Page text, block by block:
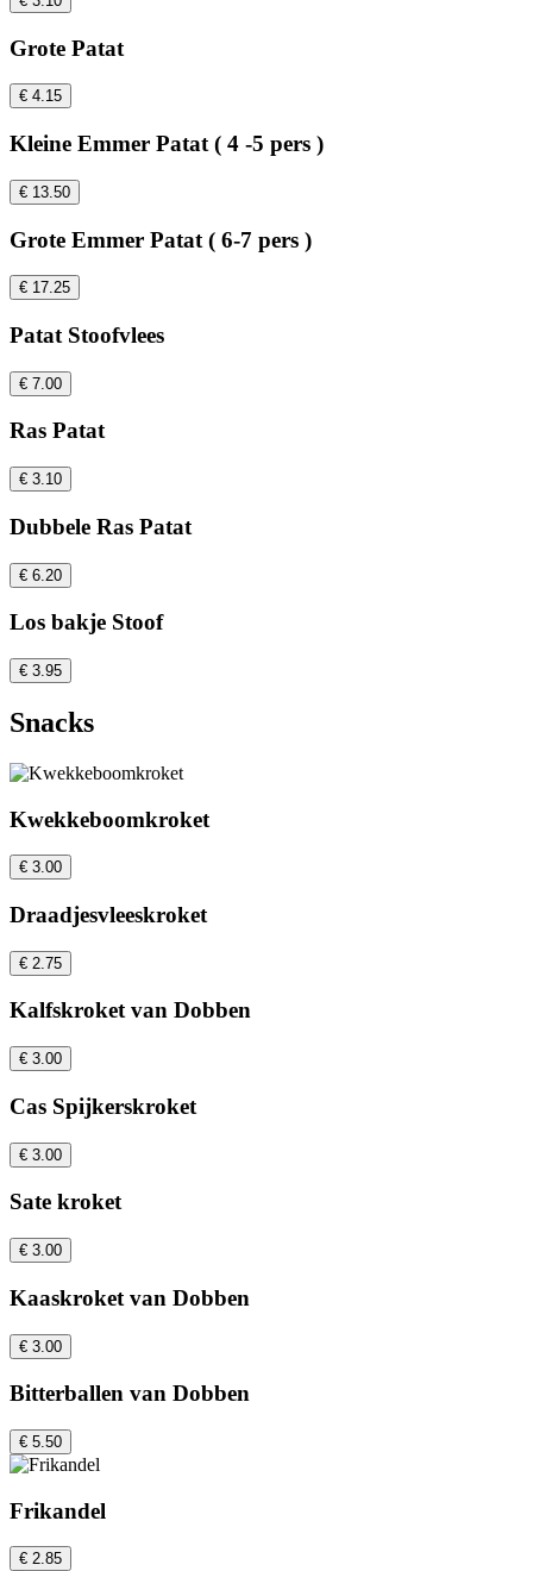
Grote Patat
€ 4.15
Kleine Emmer Patat ( 4 -5 pers )
€ 13.50
Grote Emmer Patat ( 6-7 pers )
€ 17.25
Patat Stoofvlees
€ 7.00
Ras Patat
€ 3.10
Dubbele Ras Patat
€ 6.20
Los bakje Stoof
€ 3.95
Snacks
Kwekkeboomkroket
€ 3.00
Draadjesvleeskroket
€ 2.75
Kalfskroket van Dobben
€ 3.00
Cas Spijkerskroket
€ 3.00
Sate kroket
€ 3.00
Kaaskroket van Dobben
€ 3.00
Bitterballen van Dobben
€ 5.50
Frikandel
€ 2.85